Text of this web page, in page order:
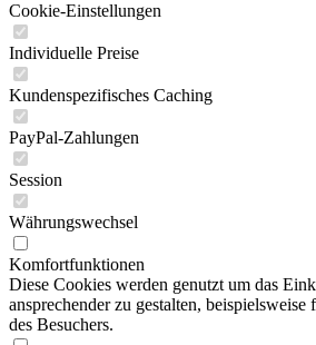
Cookie-Einstellungen
Individuelle Preise
Kundenspezifisches Caching
PayPal-Zahlungen
Session
Währungswechsel
Komfortfunktionen
Diese Cookies werden genutzt um das
ansprechender zu gestalten,
des Besuchers.